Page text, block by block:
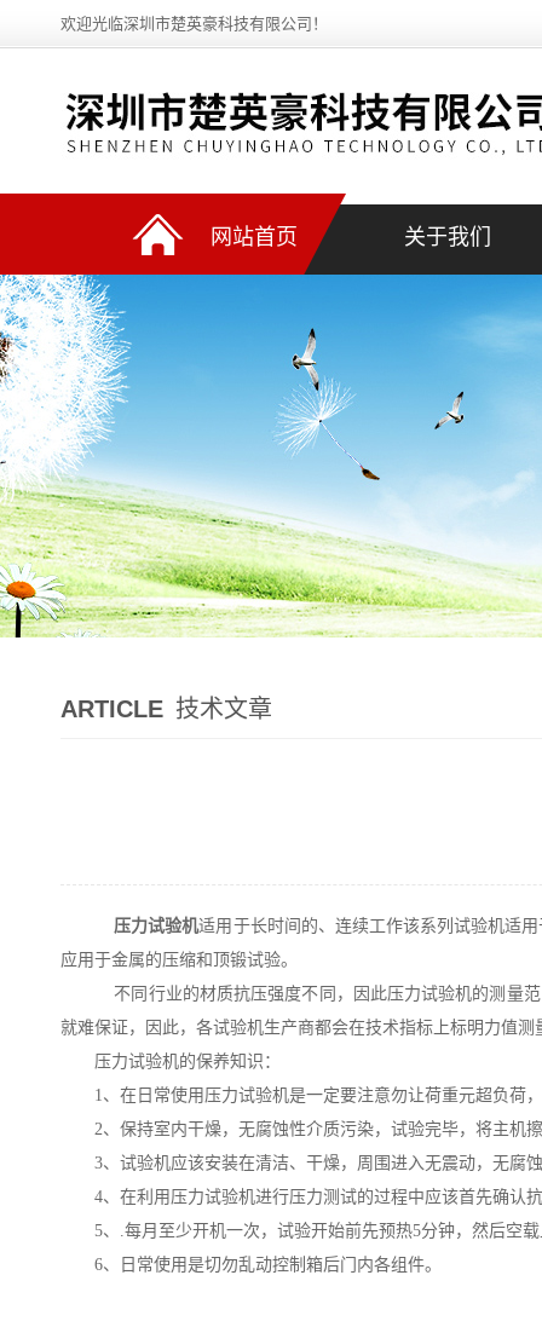
欢迎光临深圳市楚英豪科技有限公司！
网站首页 关于我们
ARTICLE 技术文章
压力试验机适用于长时间的、连续工作该系列试验机适
应用于金属的压缩和顶锻试验。
不同行业的材质抗压强度不同，因此压力试验机的测量
就难保证，因此，各试验机生产商都会在技术指标上标明力值测
压力试验机的保养知识：
1、在日常使用压力试验机是一定要注意勿让荷重元超负荷
2、保持室内干燥，无腐蚀性介质污染，试验完毕，将主机
3、试验机应该安装在清洁、干燥，周围进入无震动，无腐
4、在利用压力试验机进行压力测试的过程中应该首先确认
5、.每月至少开机一次，试验开始前先预热5分钟，然后空
6、日常使用是切勿乱动控制箱后门内各组件。